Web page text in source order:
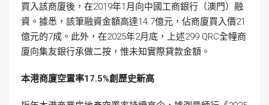
買入該商廈後，在2019年1月向中國工商銀行（澳門）融
資。據悉，該筆融資金額高達14.7億元，佔商廈買入價21
億元的7成。此外，在2025年2月底，上述299 QRC全幢商
廈向集友銀行承做二按，惟未知實際貸款金額。
本港商廈空置率17.5%創歷史新高